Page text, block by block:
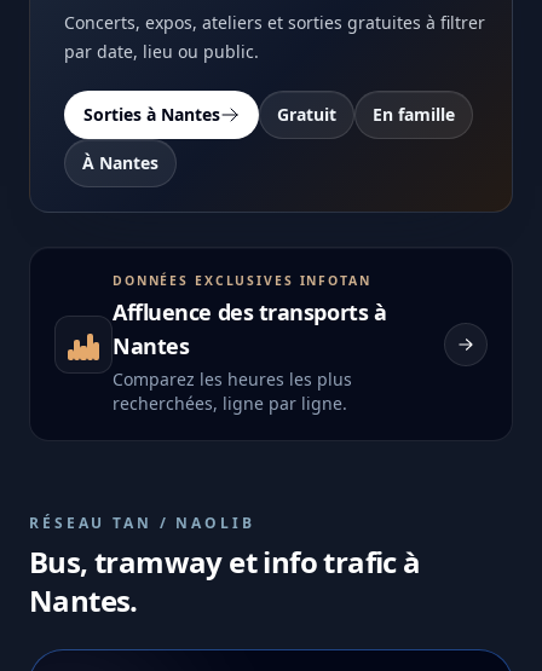
Concerts, expos, ateliers et sorties gratuites à filtrer
par date, lieu ou public.
Sorties à Nantes Gratuit En famille
À Nantes
DONNÉES EXCLUSIVES INFOTAN
Affluence des transports à
Nantes
Comparez les heures les plus
recherchées, ligne par ligne.
RÉSEAU TAN / NAOLIB
Bus, tramway et info trafic à
Nantes.